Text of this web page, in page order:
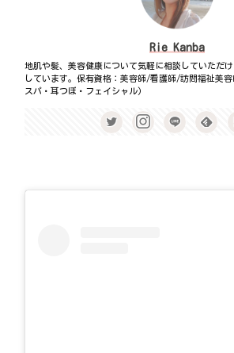
Rie Kanba
地肌や髪、美容健康について気軽に相談していただ
しています。保有資格：美容師/看護師/訪問福祉美
スパ・耳つぼ・フェイシャル)